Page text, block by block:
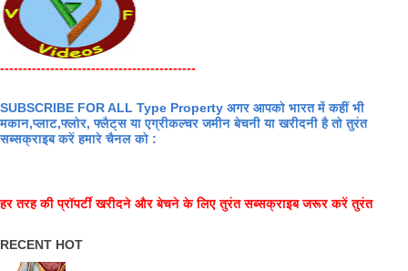
-------------------------------------------
SUBSCRIBE FOR ALL Type Property अगर आपको भारत में कहीं भी
मकान,प्लाट,फ्लोर, फ्लैट्स या एग्रीकल्चर जमीन बेचनी या खरीदनी है तो तुरंत
सब्सक्राइब करें हमारे चैनल को :
हर तरह की प्रॉपर्टी खरीदने और बेचने के लिए तुरंत सब्सक्राइब जरूर करें तुरंत
RECENT HOT